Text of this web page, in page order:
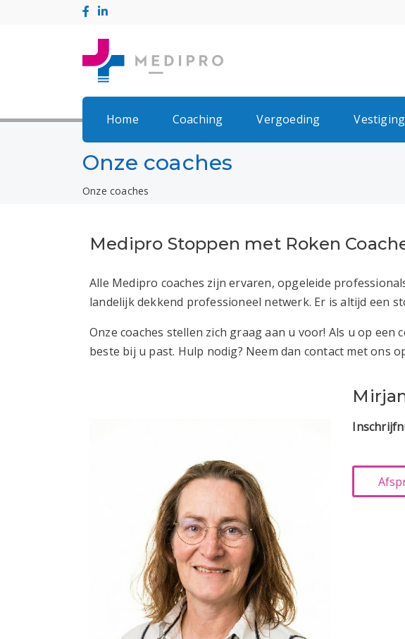
Home Coaching Vergoeding
Onze coaches
Onze coaches
Medipro Stoppen met Roken
Alle Medipro coaches zijn ervaren, opgeleide
landelijk dekkend professioneel netwerk. Er is altijd een
Onze coaches stellen zich graag aan u voor! Als u op
beste bij u past. Hulp nodig? Neem dan contact met ons